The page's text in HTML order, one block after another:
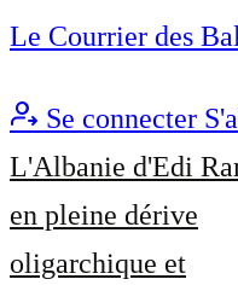
Le Courrier des
Se connecter
L'Albanie d'Edi
en pleine dérive
oligarchique et